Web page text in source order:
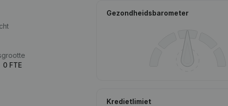
0 FTE
Gezondheidsbarometer
Kredietlimiet